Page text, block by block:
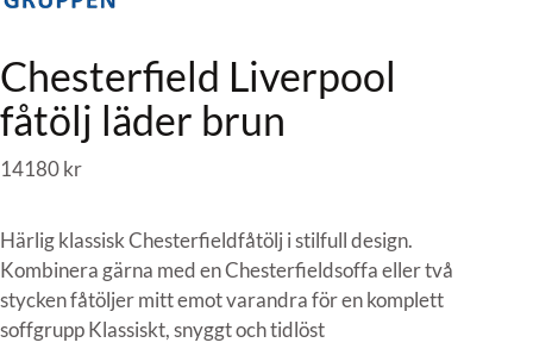
Chesterfield Liverpool
fåtölj läder brun
14180kr
Härlig klassisk Chesterfieldfåtölj i stilfull design.
Kombinera gärna med en Chesterfieldsoffa eller två
stycken fåtöljer mitt emot varandra för en komplett
soffgrupp Klassiskt, snyggt och tidlöst